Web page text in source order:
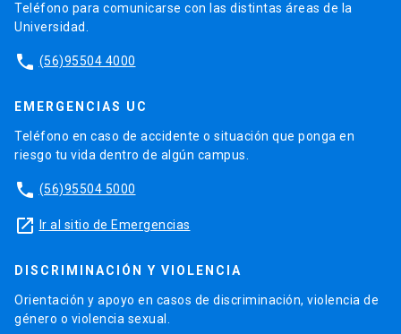
Teléfono para comunicarse con las distintas áreas de la
Universidad.
phone (56)95504 4000
EMERGENCIAS UC
Teléfono en caso de accidente o situación que ponga en
riesgo tu vida dentro de algún campus.
phone (56)95504 5000
launch Ir al sitio de Emergencias
DISCRIMINACIÓN Y VIOLENCIA
Orientación y apoyo en casos de discriminación, violencia de
género o violencia sexual.